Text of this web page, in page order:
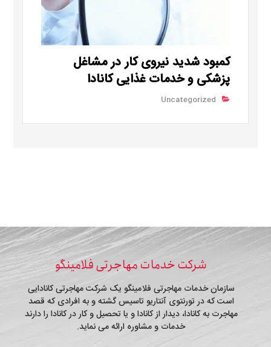
کمبود شدید نیروی کار در مشاغل
پزشکی و خدمات غذایی کانادا
Uncategorized
شرکت خدمات مهاجرتی فلامینگو
سازمان خدمات مهاجرتی فلامینگو یک شرکت مهاجرتی کانادایی
است که در تورنتوی آنتاریو تاسیس گشته و به افرادی که قصد
مهاجرت به کانادا، دیدار از کانادا و یا تحصیل و کار در کانادا را دارند
خدمات و مشاوره ارائه می نماید.